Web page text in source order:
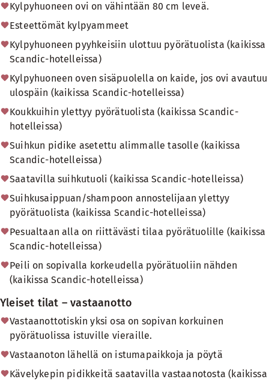
Kylpyhuoneen ovi on vähintään 80 cm leveä.
Esteettömät kylpyammeet
Kylpyhuoneen pyyhkeisiin ulottuu pyörätuolista (kaikissa
Scandic-hotelleissa)
Kylpyhuoneen oven sisäpuolella on kaide, jos ovi avautuu
ulospäin (kaikissa Scandic-hotelleissa)
Koukkuihin ylettyy pyörätuolista (kaikissa Scandic-
hotelleissa)
Suihkun pidike asetettu alimmalle tasolle (kaikissa
Scandic-hotelleissa)
Saatavilla suihkutuoli (kaikissa Scandic-hotelleissa)
Suihkusaippuan/shampoon annostelijaan ylettyy
pyörätuolista (kaikissa Scandic-hotelleissa)
Pesualtaan alla on riittävästi tilaa pyörätuolille (kaikissa
Scandic-hotelleissa)
Peili on sopivalla korkeudella pyörätuoliin nähden
(kaikissa Scandic-hotelleissa)
Yleiset tilat – vastaanotto
Vastaanottotiskin yksi osa on sopivan korkuinen
pyörätuolissa istuville vieraille.
Vastaanoton lähellä on istumapaikkoja ja pöytä
Kävelykepin pidikkeitä saatavilla vastaanotosta (kaikissa